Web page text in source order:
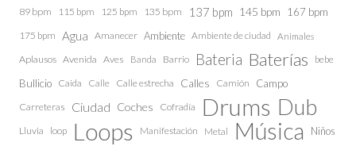
89 bpm 115 bpm 125 bpm 135 bpm 137 bpm 145 bpm 167 bpm
175 bpm Agua Amanecer Ambiente Ambiente de ciudad Animales
Aplausos Avenida Aves Banda Barrio Bateria Baterías bebe
Bullicio Caida Calle Calle estrecha Calles Camión Campo
Carreteras Ciudad Coches Cofradía Drums Dub
Lluvia loop Loops Manifestación Metal Música
Niños